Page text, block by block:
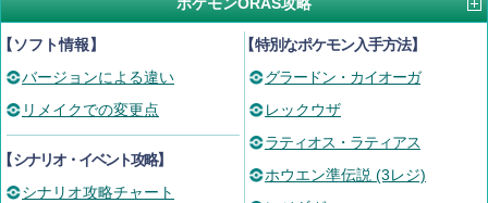
ソフト情報】
バージョンによる違い
リメイクでの変更点
シナリオ・イベント攻略】
シナリオ攻略チャート
【特別なポケモン入手方法】
グラードン・カイオーガ
レックウザ
ラティオス・ラティアス
ホウエン準伝説 (3レジ)